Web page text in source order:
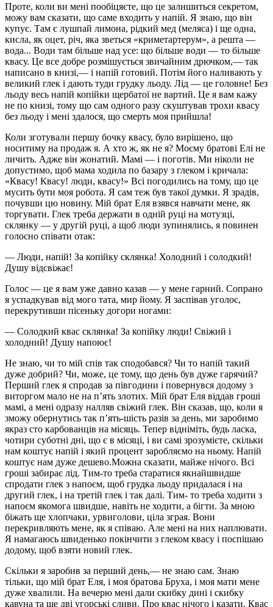
Проте, коли ви мені пообіцяєте, що це залишиться секретом,
можу вам сказати, що саме входить у напій. Я знаю, що він
купує. Там є лушпай лимона, рідкий мед (меляса) і ще одна,
кисла, як оцет, річ, яка зветься «криметартерум», а решта —
вода... Води там більше над усе: що більше води — то більше
квасу. Це все добре розмішується звичайним дрючком,— так
написано в книзі,— і напій готовий. Потім його наливають у
великий глек і дають туди грудку льоду. Лід — це головне! Без
льоду весь напій копійки щербатої не вартий. Це я вам кажу
не по книзі, тому що сам одного разу скуштував трохи квасу
без льоду і мені здалося, що смерть моя прийшла!
Коли зготували першу бочку квасу, було вирішено, що
носитиму на продаж я. А хто ж, як не я? Моєму братові Елі не
личить. Адже він жонатий. Мамі — і поготів. Ми ніколи не
допустимо, щоб мама ходила по базару з глеком і кричала:
«Квасу! Квасу! люди, квасу!» Всі погодились на тому, що це
мусить бути моя робота. Я сам теж був такої думки. Я зрадів,
почувши цю новину. Мій брат Еля взявся навчати мене, як
торгувати. Глек треба держати в одній руці на мотузці,
склянку — у другій руці, а щоб люди зупинялись, я повинен
голосно співати отак:
— Люди, напій! За копійку склянка! Холодний і солодкий!
Душу відсвіжає!
Голос — це я вам уже давно казав — у мене гарний. Сопрано
я успадкував від мого тата, мир йому. Я заспівав уголос,
перекрутивши пісеньку догори ногами:
— Солодкий квас склянка! За копійку люди! Свіжий і
холодний! Душу напоює!
Не знаю, чи то мій спів так сподобався? Чи то напій такий
дуже добрий? Чи, може, це тому, що день був дуже гарячий?
Перший глек я спродав за півгодини і повернувся додому з
виторгом мало не на п’ять злотих. Мій брат Еля віддав гроші
мамі, а мені одразу налляв свіжий глек. Він сказав, що, коли я
зможу обернутись так п’ять-шість разів за день, ми заробимо
якраз сто карбованців на місяць. Тепер відніміть, будь ласка,
чотири суботні дні, що є в місяці, і ви самі зрозумієте, скільки
нам коштує напій і який процент заробляємо на ньому. Напій
коштує нам дуже дешево.Можна сказати, майже нічого. Всі
гроші забирає лід. Тим-то треба старатися якнайшвидше
спродати глек з напоєм, щоб грудка льоду придалася і на
другий глек, і на третій глек і так далі. Тим- то треба ходити з
напоєм якомога швидше, навіть не ходити, а бігти. За мною
біжать ще хлопчаки, урвиголови, ціла зграя. Вони
перекривляють мене, як я співаю. Але мені на них наплювати.
Я намагаюсь швиденько покінчити з глеком квасу і поспішаю
додому, щоб взяти новий глек.
Скільки я заробив за перший день,— не знаю сам. Знаю
тільки, що мій брат Еля, і моя братова Бруха, і моя мати мене
дуже хвалили. На вечерю мені дали скибку дині і скибку
кавуна та ще дві угорські сливи. Про квас нічого і казати. Квас